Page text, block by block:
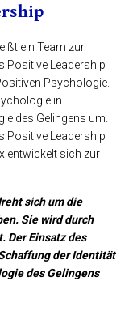
ein Team zur
Positive Leadership
Psychologie.
in
des Gelingens um.
Positive Leadership
entwickelt sich zur
sich um die
Sie wird durch
Der Einsatz des
der Identität
des Gelingens